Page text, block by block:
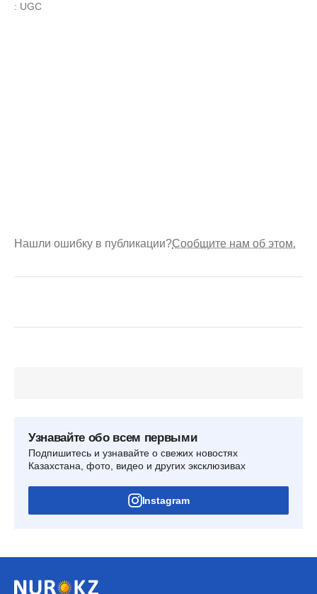
: UGC
Нашли ошибку в публикации?Сообщите нам об этом.
Узнавайте обо всем первыми
Подпишитесь и узнавайте о свежих новостях
Казахстана, фото, видео и других эксклюзивах
Instagram